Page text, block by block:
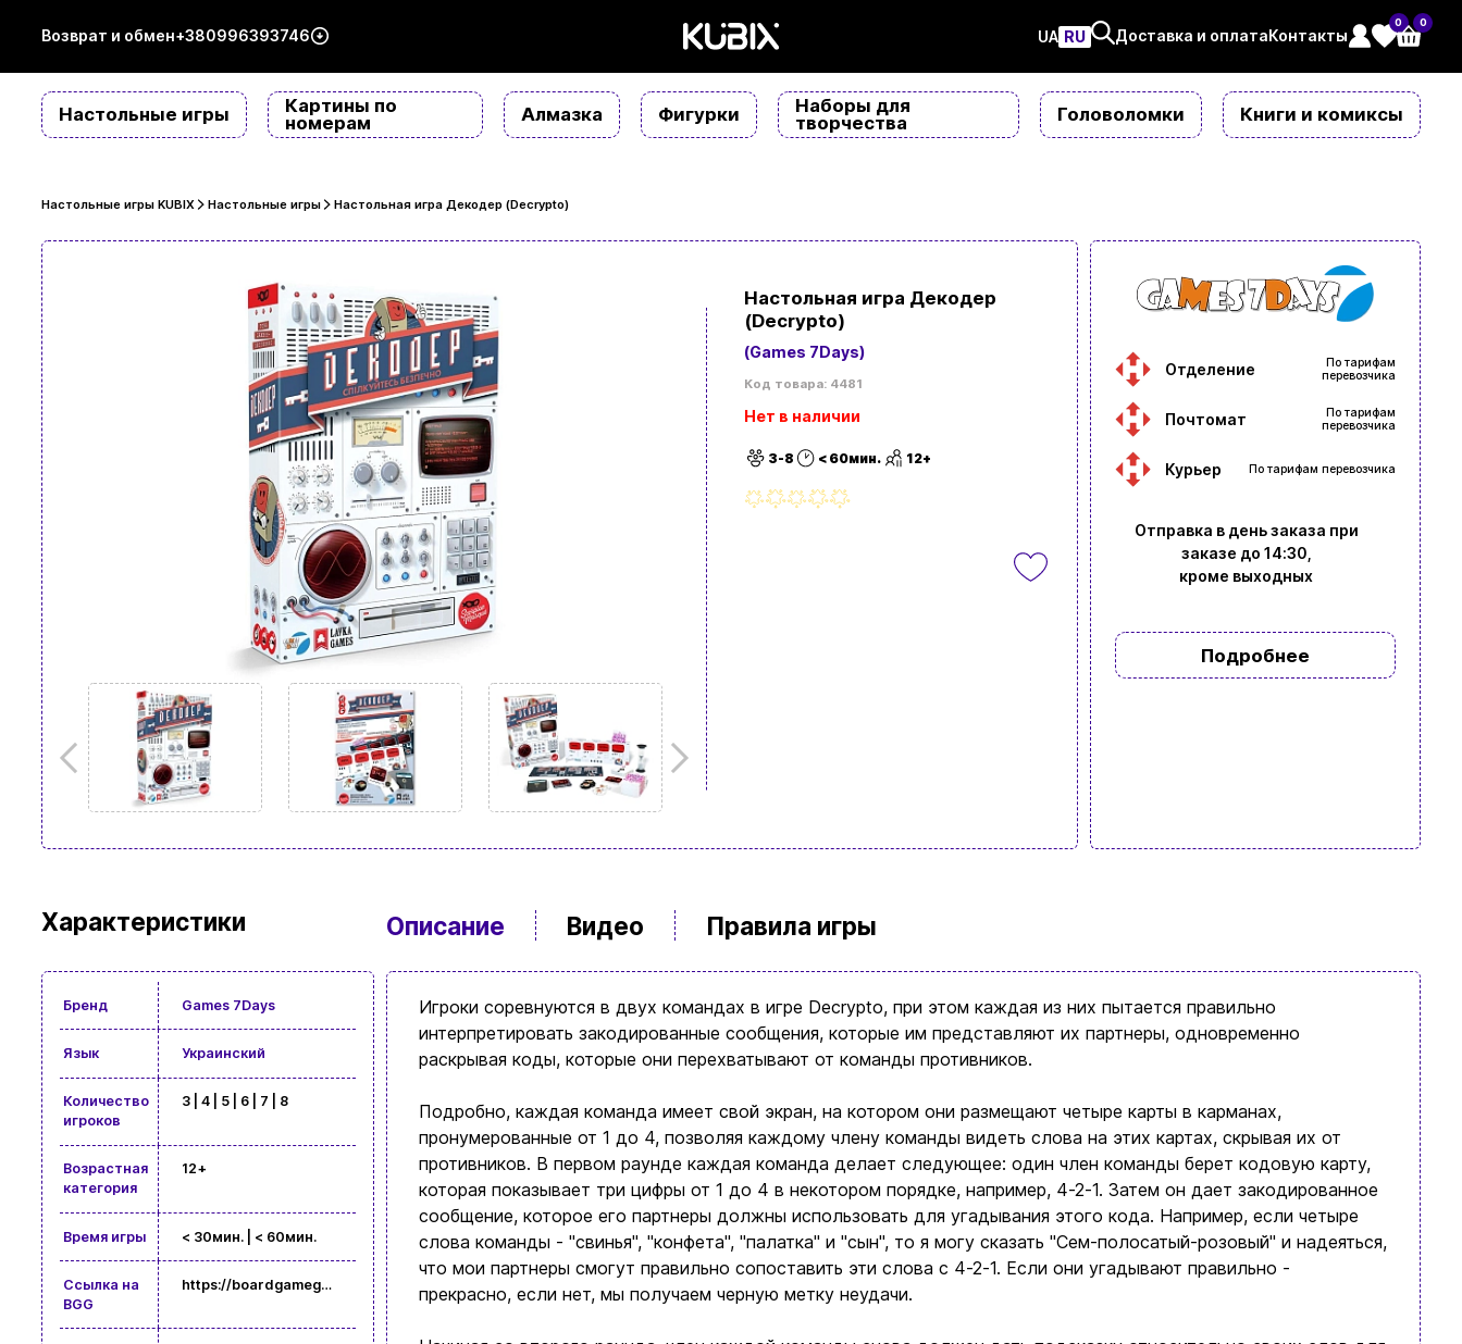
Возврат и обмен+380996393746 UAㅤ RU Доставка и оплатаКонтакты
0 0
Настольные игры
Картины по
номерам
Алмазка Фигурки
Наборы для
творчества
Головоломки Книги и комиксы
Настольные игры KUBIX Настольные игры Настольная игра Декодер (Decrypto)
Настольная игра Декодер
(Decrypto)
(Games 7Days)
Код товара: 4481
Нет в наличии
3-8 < 60мин. 12+
Отделение
По тарифам
перевозчика
Почтомат
По тарифам
перевозчика
Курьер По тарифам перевозчика
Отправка в день заказа при
заказе до 14:30,
кроме выходных
Подробнее
Характеристики
Бренд Games 7Days
Язык Украинский
Количество
игроков
3 | 4 | 5 | 6 | 7 | 8
Возрастная
категория
12+
Время игры < 30мин. | < 60мин.
Ссылка на
BGG
https://boardgamegeek.com/boardgame/225694
Описание Видео Правила игры
Игроки соревнуются в двух командах в игре Decrypto, при этом каждая из них пытается правильно
интерпретировать закодированные сообщения, которые им представляют их партнеры, одновременно
раскрывая коды, которые они перехватывают от команды противников.
Подробно, каждая команда имеет свой экран, на котором они размещают четыре карты в карманах,
пронумерованные от 1 до 4, позволяя каждому члену команды видеть слова на этих картах, скрывая их от
противников. В первом раунде каждая команда делает следующее: один член команды берет кодовую карту,
которая показывает три цифры от 1 до 4 в некотором порядке, например, 4-2-1. Затем он дает закодированное
сообщение, которое его партнеры должны использовать для угадывания этого кода. Например, если четыре
слова команды - "свинья", "конфета", "палатка" и "сын", то я могу сказать "Сем-полосатый-розовый" и надеяться,
что мои партнеры смогут правильно сопоставить эти слова с 4-2-1. Если они угадывают правильно -
прекрасно, если нет, мы получаем черную метку неудачи.